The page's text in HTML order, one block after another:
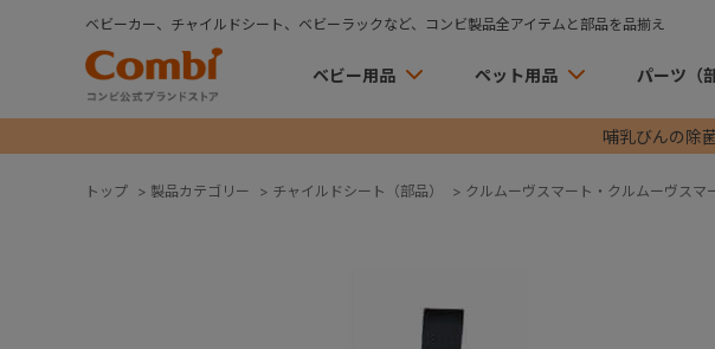
ベビーカー、チャイルドシート、ベビーラックなど、コンビ製品全アイテムと部品を品揃え
ベビー用品 ペット用品 パーツ（
哺乳びんの除
トップ > 製品カテゴリー > チャイルドシート（部品） > クルムーヴスマート・クルムーヴスマ